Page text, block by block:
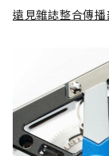
遠見雜誌整合傳